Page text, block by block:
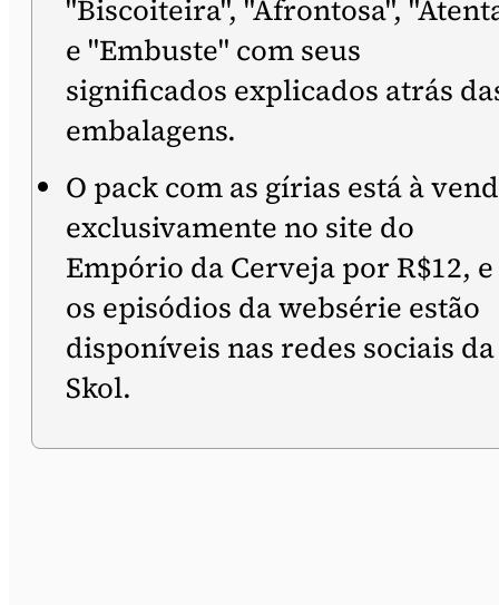
"Biscoiteira", "Afrontosa",
e "Embuste" com seus
significados explicados atrás
embalagens.
O pack com as gírias está à
exclusivamente no site do
Empório da Cerveja por R$12, e
os episódios da websérie estão
disponíveis nas redes sociais da
Skol.